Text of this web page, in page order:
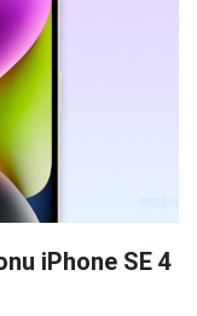
iPhone SE 4